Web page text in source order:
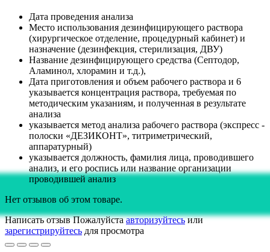
Дата проведения анализа
Место использования дезинфицирующего раствора
(хирургическое отделение, процедурный кабинет) и
назначение (дезинфекция, стерилизация, ДВУ)
Название дезинфицирующего средства (Септодор,
Аламинол, хлорамин и т.д.),
Дата приготовления и объем рабочего раствора и 6
указывается концентрация раствора, требуемая по
методическим указаниям, и полученная в результате
анализа
указывается метод анализа рабочего раствора (экспресс -
полоски «ДЕЗИКОНТ», титриметрический,
аппаратурный)
указывается должность, фамилия лица, проводившего
анализ, и его роспись или название организации
проводившей анализ
Нет отзывов об этом товаре.
Написать отзывПожалуйстаавторизуйтесьили
зарегистрируйтесь для просмотра